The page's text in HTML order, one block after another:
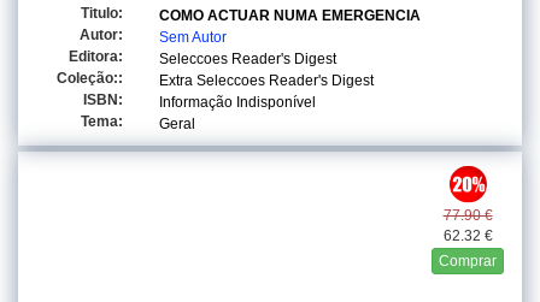
Titulo:
COMO ACTUAR NUMA EMERGENCIA
Autor:
Sem Autor
Editora:
Seleccoes Reader's Digest
Coleção::
Extra Seleccoes Reader's Digest
ISBN:
Informação Indisponível
Tema:
Geral
77.90 €
62.32 €
Comprar